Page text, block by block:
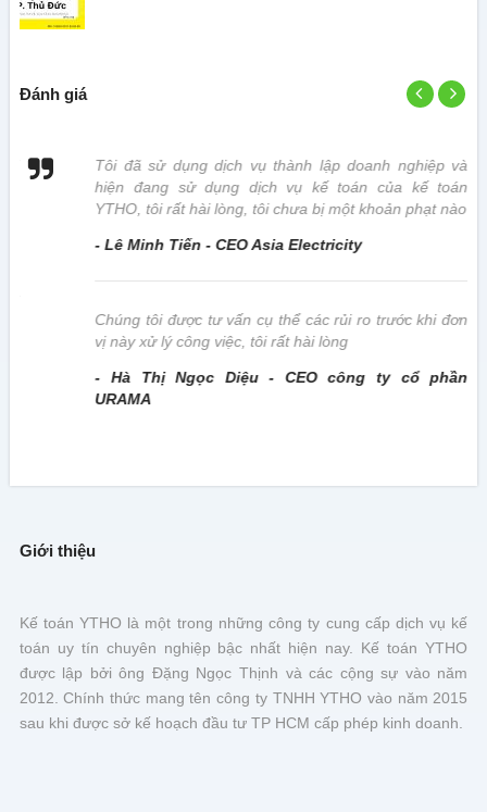
Đánh giá
Tôi đã sử dụng dịch vụ thành lập doanh nghiệp và
hiện đang sử dụng dịch vụ kế toán của kế toán
YTHO, tôi rất hài lòng, tôi chưa bị một khoản phạt nào
- Lê Minh Tiến - CEO Asia Electricity
Chúng tôi được tư vấn cụ thể các rủi ro trước khi đơn
vị này xử lý công việc, tôi rất hài lòng
- Hà Thị Ngọc Diệu - CEO công ty cổ phần
URAMA
Giới thiệu
Kế toán YTHO là một trong những công ty cung cấp dịch vụ kế
toán uy tín chuyên nghiệp bậc nhất hiện nay. Kế toán YTHO
được lập bởi ông Đặng Ngọc Thịnh và các cộng sự vào năm
2012. Chính thức mang tên công ty TNHH YTHO vào năm 2015
sau khi được sở kế hoạch đầu tư TP HCM cấp phép kinh doanh.